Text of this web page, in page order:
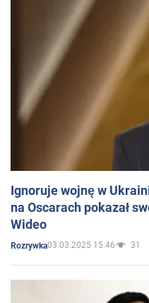
Ignoruje wojnę w
na Oscarach pokazał
Wideo
Rozrywka03.03.2025 15:46 31